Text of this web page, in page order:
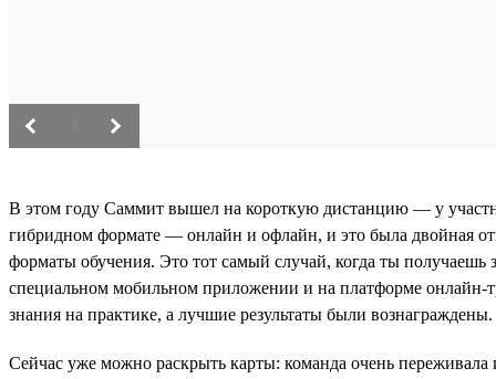
В этом году Саммит вышел на короткую дистанцию — у
гибридном формате — онлайн и офлайн, и это была двойная
форматы обучения. Это тот самый случай, когда ты
специальном мобильном приложении и на платформе онлайн-
знания на практике, а лучшие результаты были вознаграждены.
Сейчас уже можно раскрыть карты: команда очень